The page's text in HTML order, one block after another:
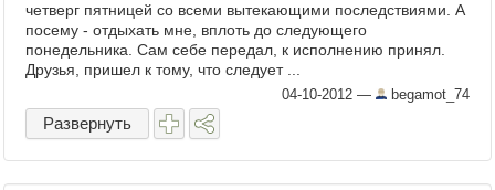
четверг пятницей со всеми вытекающими последствиями. А
посему - отдыхать мне, вплоть до следующего
понедельника. Сам себе передал, к исполнению принял.
Друзья, пришел к тому, что следует ...
04-10-2012 — begamot_74
Развернуть